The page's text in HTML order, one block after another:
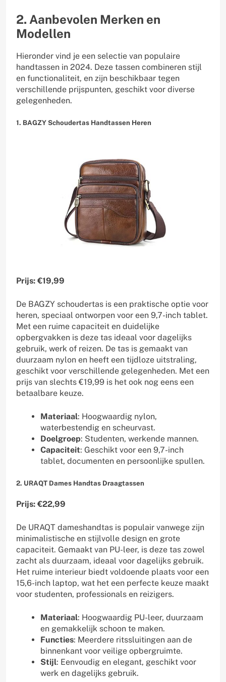
2. Aanbevolen Merken en
Modellen
Hieronder vind je een selectie van populaire
handtassen in 2024. Deze tassen combineren stijl
en functionaliteit, en zijn beschikbaar tegen
verschillende prijspunten, geschikt voor diverse
gelegenheden.
1. BAGZY Schoudertas Handtassen Heren
Prijs: €19,99
De BAGZY schoudertas is een praktische optie voor
heren, speciaal ontworpen voor een 9,7-inch tablet.
Met een ruime capaciteit en duidelijke
opbergvakken is deze tas ideaal voor dagelijks
gebruik, werk of reizen. De tas is gemaakt van
duurzaam nylon en heeft een tijdloze uitstraling,
geschikt voor verschillende gelegenheden. Met een
prijs van slechts €19,99 is het ook nog eens een
betaalbare keuze.
Materiaal: Hoogwaardig nylon,
waterbestendig en scheurvast.
Doelgroep: Studenten, werkende mannen.
Capaciteit: Geschikt voor een 9,7-inch
tablet, documenten en persoonlijke spullen.
2. URAQT Dames Handtas Draagtassen
Prijs: €22,99
De URAQT dameshandtas is populair vanwege zijn
minimalistische en stijlvolle design en grote
capaciteit. Gemaakt van PU-leer, is deze tas zowel
zacht als duurzaam, ideaal voor dagelijks gebruik.
Het ruime interieur biedt voldoende plaats voor een
15,6-inch laptop, wat het een perfecte keuze maakt
voor studenten, professionals en reizigers.
Materiaal: Hoogwaardig PU-leer, duurzaam
en gemakkelijk schoon te maken.
Functies: Meerdere ritssluitingen aan de
binnenkant voor veilige opbergruimte.
Stijl: Eenvoudig en elegant, geschikt voor
werk en dagelijks gebruik.